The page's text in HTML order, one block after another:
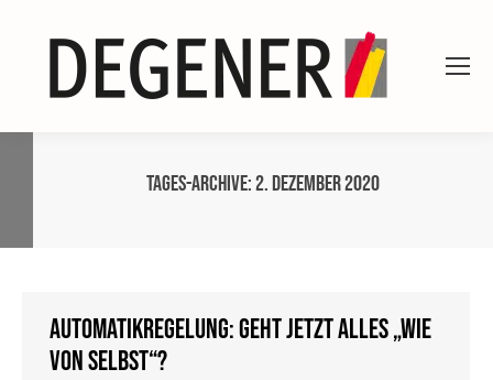
Tages-Archive:2. Dezember 2020
Automatikregelung: Geht jetzt alles „wie
von selbst“?